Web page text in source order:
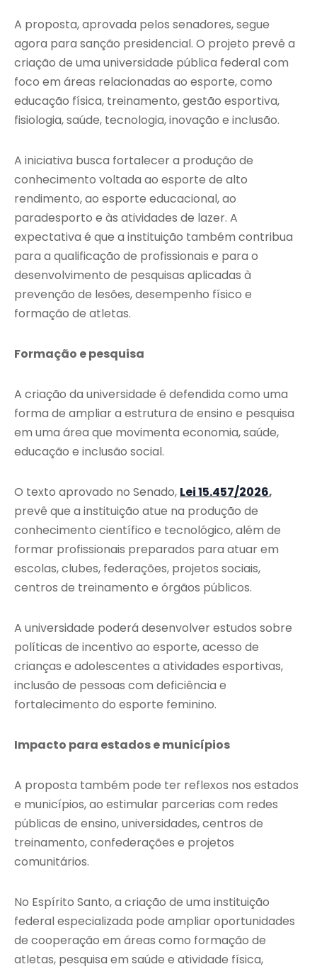
A proposta, aprovada pelos senadores, segue
agora para sanção presidencial. O projeto prevê a
criação de uma universidade pública federal com
foco em áreas relacionadas ao esporte, como
educação física, treinamento, gestão esportiva,
fisiologia, saúde, tecnologia, inovação e inclusão.
A iniciativa busca fortalecer a produção de
conhecimento voltada ao esporte de alto
rendimento, ao esporte educacional, ao
paradesporto e às atividades de lazer. A
expectativa é que a instituição também contribua
para a qualificação de profissionais e para o
desenvolvimento de pesquisas aplicadas à
prevenção de lesões, desempenho físico e
formação de atletas.
Formação e pesquisa
A criação da universidade é defendida como uma
forma de ampliar a estrutura de ensino e pesquisa
em uma área que movimenta economia, saúde,
educação e inclusão social.
O texto aprovado no Senado, Lei 15.457/2026,
prevê que a instituição atue na produção de
conhecimento científico e tecnológico, além de
formar profissionais preparados para atuar em
escolas, clubes, federações, projetos sociais,
centros de treinamento e órgãos públicos.
A universidade poderá desenvolver estudos sobre
políticas de incentivo ao esporte, acesso de
crianças e adolescentes a atividades esportivas,
inclusão de pessoas com deficiência e
fortalecimento do esporte feminino.
Impacto para estados e municípios
A proposta também pode ter reflexos nos estados
e municípios, ao estimular parcerias com redes
públicas de ensino, universidades, centros de
treinamento, confederações e projetos
comunitários.
No Espírito Santo, a criação de uma instituição
federal especializada pode ampliar oportunidades
de cooperação em áreas como formação de
atletas, pesquisa em saúde e atividade física,